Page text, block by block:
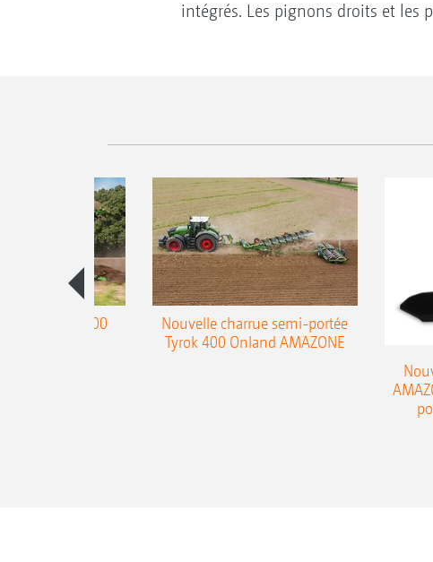
intégrés. Les pignons droits et les
Teres 300
Nouvelle charrue semi-portée
Tyrok 400 Onland AMAZONE